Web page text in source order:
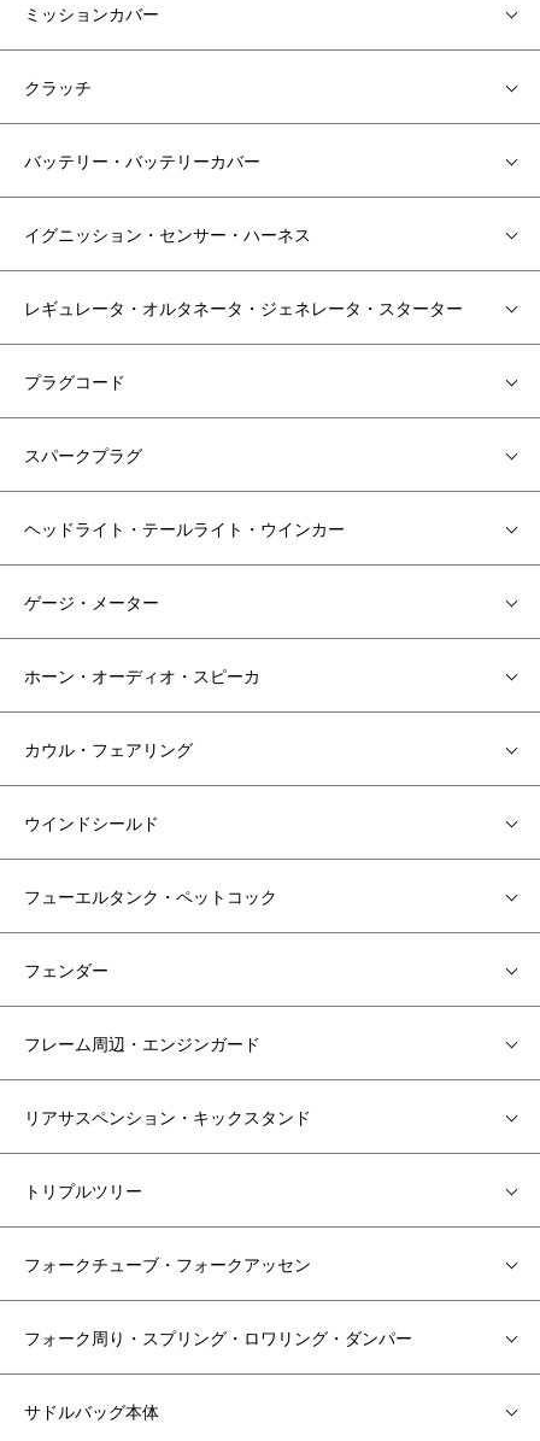
ミッションカバー
クラッチ
バッテリー・バッテリーカバー
イグニッション・センサー・ハーネス
レギュレータ・オルタネータ・ジェネレータ・スターター
プラグコード
スパークプラグ
ヘッドライト・テールライト・ウインカー
ゲージ・メーター
ホーン・オーディオ・スピーカ
カウル・フェアリング
ウインドシールド
フューエルタンク・ペットコック
フェンダー
フレーム周辺・エンジンガード
リアサスペンション・キックスタンド
トリプルツリー
フォークチューブ・フォークアッセン
フォーク周り・スプリング・ロワリング・ダンパー
サドルバッグ本体